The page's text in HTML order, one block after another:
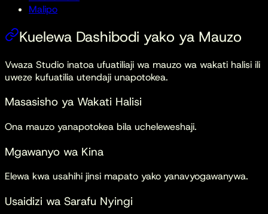
Malipo
Kuelewa Dashibodi yako ya Mauzo
Vwaza Studio inatoa ufuatiliaji wa mauzo wa wakati halisi ili
uweze kufuatilia utendaji unapotokea.
Masasisho ya Wakati Halisi
Ona mauzo yanapotokea bila ucheleweshaji.
Mgawanyo wa Kina
Elewa kwa usahihi jinsi mapato yako yanavyogawanywa.
Usaidizi wa Sarafu Nyingi